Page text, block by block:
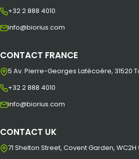
+32 2 888 4010
info@biorius.com
CONTACT FRANCE
5 Av. Pierre-Georges Latécoère, 31520
+32 2 888 4010
info@biorius.com
CONTACT UK
71 Shelton Street, Covent Garden, WC2H